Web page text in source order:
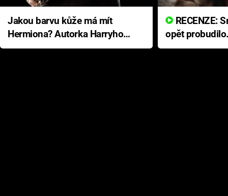
Jakou barvu kůže má mít
Hermiona? Autorka Harryho
Pottera přišla s ráznou
opět
přichází s